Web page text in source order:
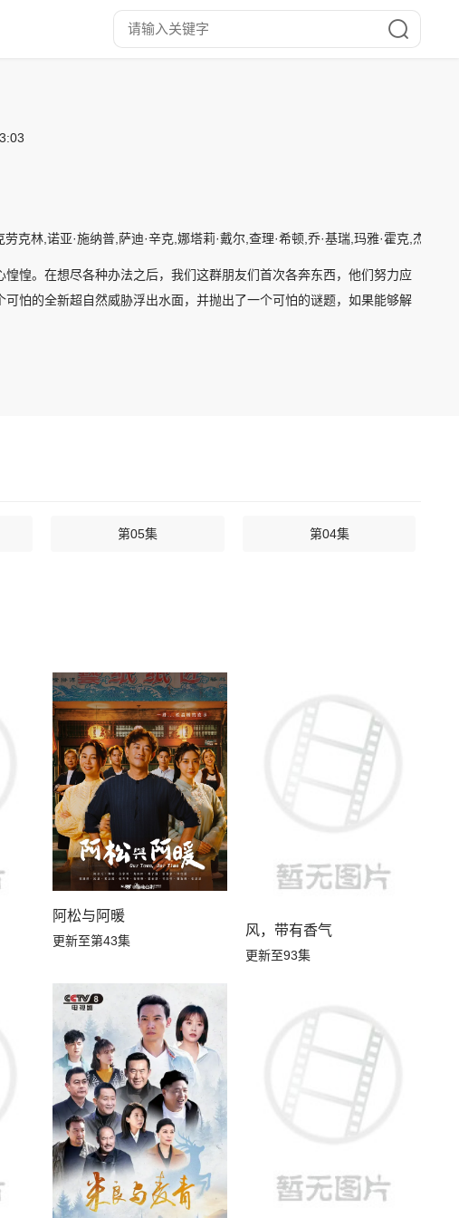
克林,诺亚·施纳普,萨迪·辛克,娜塔莉·戴尔,查理·希顿,乔·基瑞,玛雅·霍克,杰
惶。在想尽各种办法之后，我们这群朋友们首次各奔东西，他们努力应
怕的全新超自然威胁浮出水面，并抛出了一个可怕的谜题，如果能够解
第05集 第04集
阿松与阿暖
更新至第43集
风，带有香气
更新至93集